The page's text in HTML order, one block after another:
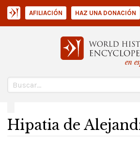
en
AFILIACIÓN HAZ UNA DONACIÓN
Hipatia de